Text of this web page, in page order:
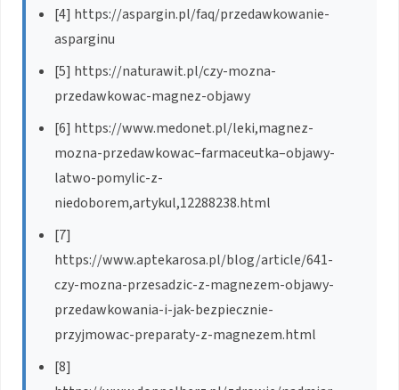
[4] https://aspargin.pl/faq/przedawkowanie-
asparginu
[5] https://naturawit.pl/czy-mozna-
przedawkowac-magnez-objawy
[6] https://www.medonet.pl/leki,magnez-
mozna-przedawkowac–farmaceutka–objawy-
latwo-pomylic-z-
niedoborem,artykul,12288238.html
[7]
https://www.aptekarosa.pl/blog/article/641-
czy-mozna-przesadzic-z-magnezem-objawy-
przedawkowania-i-jak-bezpiecznie-
przyjmowac-preparaty-z-magnezem.html
[8]